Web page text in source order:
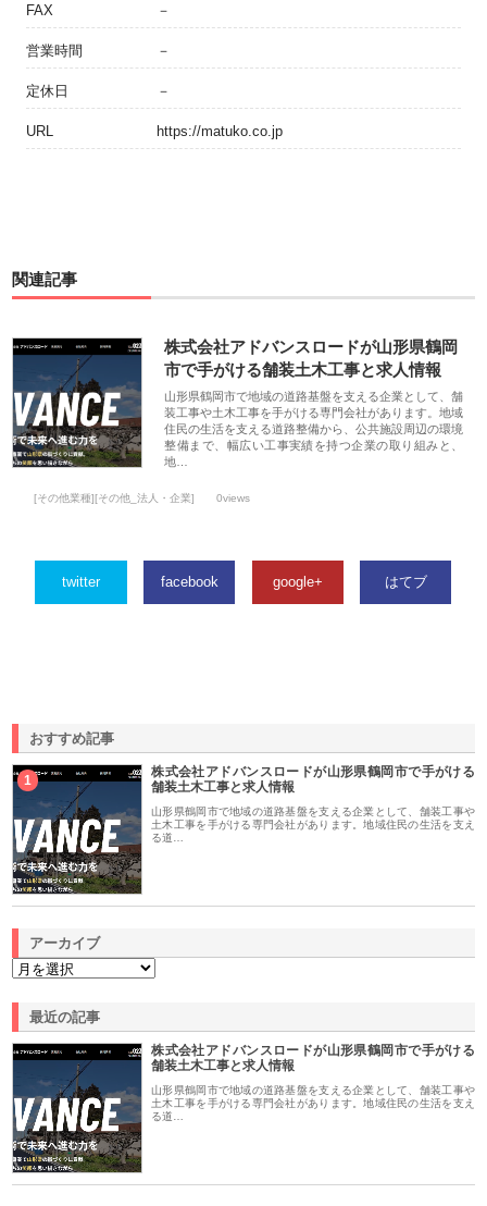
FAX －
営業時間 －
定休日 －
URL https://matuko.co.jp
関連記事
株式会社アドバンスロードが山形県鶴岡
市で手がける舗装土木工事と求人情報
山形県鶴岡市で地域の道路基盤を支える企業として、舗
装工事や土木工事を手がける専門会社があります。地域
住民の生活を支える道路整備から、公共施設周辺の環境
整備まで、幅広い工事実績を持つ企業の取り組みと、
地…
[その他業種][その他_法人・企業] 0views
twitter facebook google+ はてブ
おすすめ記事
1
株式会社アドバンスロードが山形県鶴岡市で手がける
舗装土木工事と求人情報
山形県鶴岡市で地域の道路基盤を支える企業として、舗装工事や
土木工事を手がける専門会社があります。地域住民の生活を支え
る道…
アーカイブ
最近の記事
株式会社アドバンスロードが山形県鶴岡市で手がける
舗装土木工事と求人情報
山形県鶴岡市で地域の道路基盤を支える企業として、舗装工事や
土木工事を手がける専門会社があります。地域住民の生活を支え
る道…